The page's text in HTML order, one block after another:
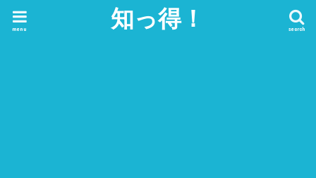
知っ得！ search
menu